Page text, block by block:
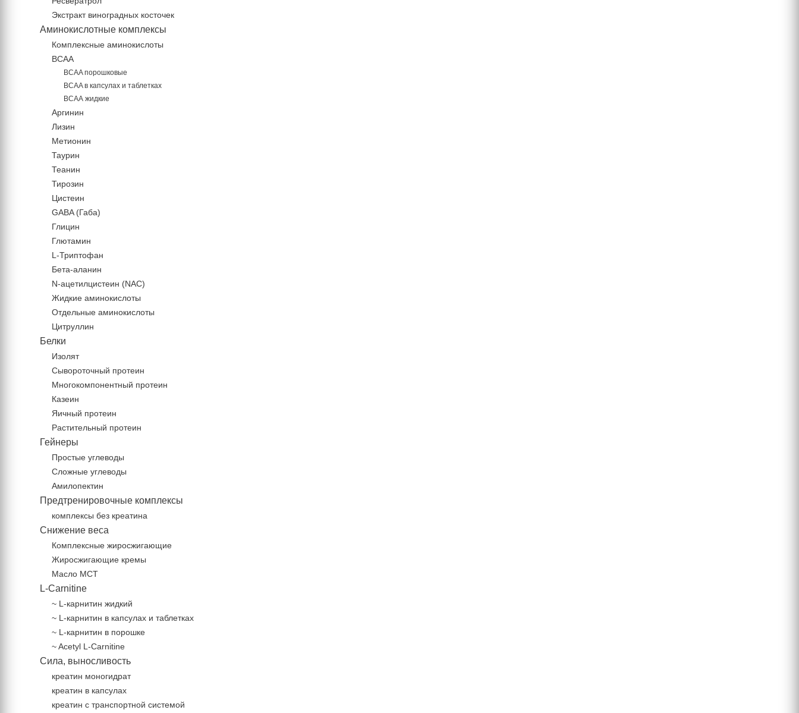
Экстракт виноградных косточек
Аминокислотные комплексы
Комплексные аминокислоты
BCAA
BCAA порошковые
BCAA в капсулах и таблетках
ВСАА жидкие
Аргинин
Лизин
Метионин
Таурин
Теанин
Тирозин
Цистеин
GABA (Габа)
Глицин
Глютамин
L-Триптофан
Бета-аланин
N-ацетилцистеин (NAC)
Жидкие аминокислоты
Отдельные аминокислоты
Цитруллин
Белки
Изолят
Сывороточный протеин
Многокомпонентный протеин
Казеин
Яичный протеин
Растительный протеин
Гейнеры
Простые углеводы
Сложные углеводы
Амилопектин
Предтренировочные комплексы
комплексы без креатина
Снижение веса
Комплексные жиросжигающие
Жиросжигающие кремы
Масло МСТ
L-Carnitine
~ L-карнитин жидкий
~ L-карнитин в капсулах и таблетках
~ L-карнитин в порошке
~ Acetyl L-Carnitine
Сила, выносливость
креатин моногидрат
креатин в капсулах
креатин с транспортной системой